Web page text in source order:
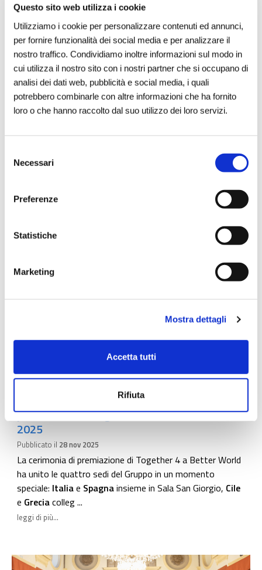
Questo sito web utilizza i cookie
Utilizziamo i cookie per personalizzare contenuti ed annunci,
per fornire funzionalità dei social media e per analizzare il
nostro traffico. Condividiamo inoltre informazioni sul modo in
cui utilizza il nostro sito con i nostri partner che si occupano di
analisi dei dati web, pubblicità e social media, i quali
potrebbero combinarle con altre informazioni che ha fornito
loro o che hanno raccolto dal suo utilizzo dei loro servizi.
delNecessari
Preferenze
Statistiche
Marketing
Mostra dettagli
Accetta tutti
Rifiuta
Reale Foundation istituisce una sede
secondaria in Italia
Reale Foundation annuncia l’istituzione di unasede
presenza della Fondazione sul territorio nazionale
e ne
leggi di più...
Quattro Paesi, un'unica energia: la
premiazione di Together 4 a Better World
2025
Pubblicato il 28 nov 2025
La cerimonia di premiazione di Together 4 a Better World
ha unito le quattro sedi del Gruppo in un momento
speciale: Italiae Spagnainsieme in Sala San Giorgio, Cile
e Greciacolleg ...
leggi di più...